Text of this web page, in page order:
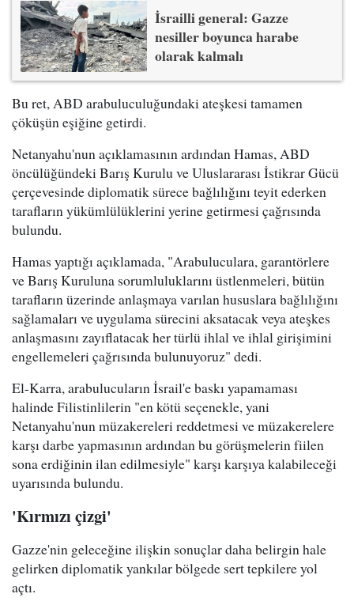
İsrailli general: Gazze
nesiller boyunca harabe
olarak kalmalı
Bu ret, ABD arabuluculuğundaki ateşkesi tamamen
çöküşün eşiğine getirdi.
Netanyahu'nun açıklamasının ardından Hamas, ABD
öncülüğündeki Barış Kurulu ve Uluslararası İstikrar Gücü
çerçevesinde diplomatik sürece bağlılığını teyit ederken
tarafların yükümlülüklerini yerine getirmesi çağrısında
bulundu.
Hamas yaptığı açıklamada, "Arabuluculara, garantörlere
ve Barış Kuruluna sorumluluklarını üstlenmeleri, bütün
tarafların üzerinde anlaşmaya varılan hususlara bağlılığını
sağlamaları ve uygulama sürecini aksatacak veya ateşkes
anlaşmasını zayıflatacak her türlü ihlal ve ihlal girişimini
engellemeleri çağrısında bulunuyoruz" dedi.
El-Karra, arabulucuların İsrail'e baskı yapamaması
halinde Filistinlilerin "en kötü seçenekle, yani
Netanyahu'nun müzakereleri reddetmesi ve müzakerelere
karşı darbe yapmasının ardından bu görüşmelerin fiilen
sona erdiğinin ilan edilmesiyle" karşı karşıya kalabileceği
uyarısında bulundu.
'Kırmızı çizgi'
Gazze'nin geleceğine ilişkin sonuçlar daha belirgin hale
gelirken diplomatik yankılar bölgede sert tepkilere yol
açtı.